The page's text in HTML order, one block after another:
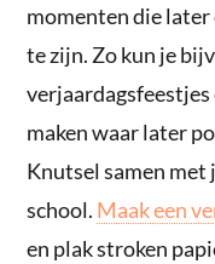
momenten die
te zijn. Zo kun je
maken waar later
Knutsel samen
school. Maak een
en plak stroken